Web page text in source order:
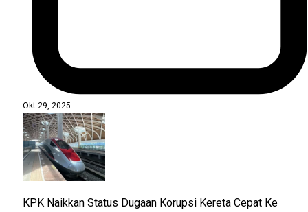
Okt 29, 2025
KPK Naikkan Status Dugaan Korupsi Kereta Cepat Ke